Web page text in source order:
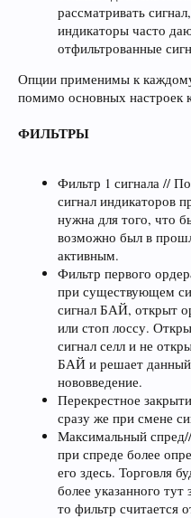
рассматривать
индикаторы часто
отфильтрованные
Опции применимы к
помимо основных настроек
ФИЛЬТРЫ
Фильтр 1 сигнала //
сигнал индикаторов
нужна для того, что
возможно был в
активным.
Фильтр первого
при существующем
сигнал БАЙ, открыт
или стоп лоссу.
сигнал селл и не
БАЙ и решает данный
нововведение.
Перекрестное
сразу же при смене
Максимальный
при спреде более
его здесь. Торговля
более указанного тут
то фильтр считается